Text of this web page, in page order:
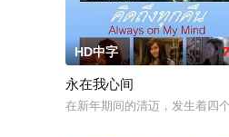
HD中字
永在我心间
在新年期间的清迈，发生着四